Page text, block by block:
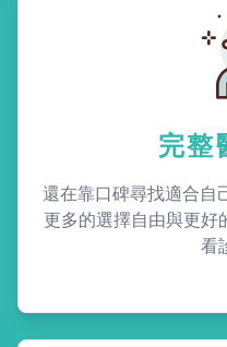
完整
還在靠口碑尋找適合自
更多的選擇自由與更好
看